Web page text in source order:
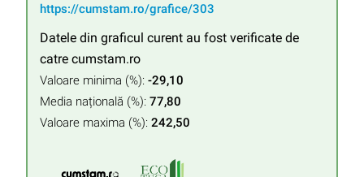
https://cumstam.ro/grafice/303
Datele din graficul curent au fost verificate de
catre cumstam.ro
Valoare minima (%): -29,10
Media națională (%): 77,80
Valoare maxima (%): 242,50